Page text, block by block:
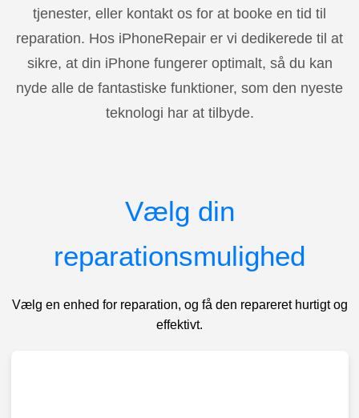
tjenester, eller kontakt os for at booke en tid til
reparation. Hos iPhoneRepair er vi dedikerede til at
sikre, at din iPhone fungerer optimalt, så du kan
nyde alle de fantastiske funktioner, som den nyeste
teknologi har at tilbyde.
Vælg din
reparationsmulighed
Vælg en enhed for reparation, og få den repareret hurtigt og
effektivt.